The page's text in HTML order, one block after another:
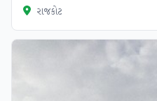
રાજકોટ